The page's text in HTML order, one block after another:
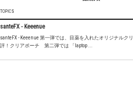
TOPICS
santeFX - Keeenue
santeFX - Keeenue 第一弾では、目薬を入れたオリジナルク
評！クリアポーチ 第二弾では 「laptop ...